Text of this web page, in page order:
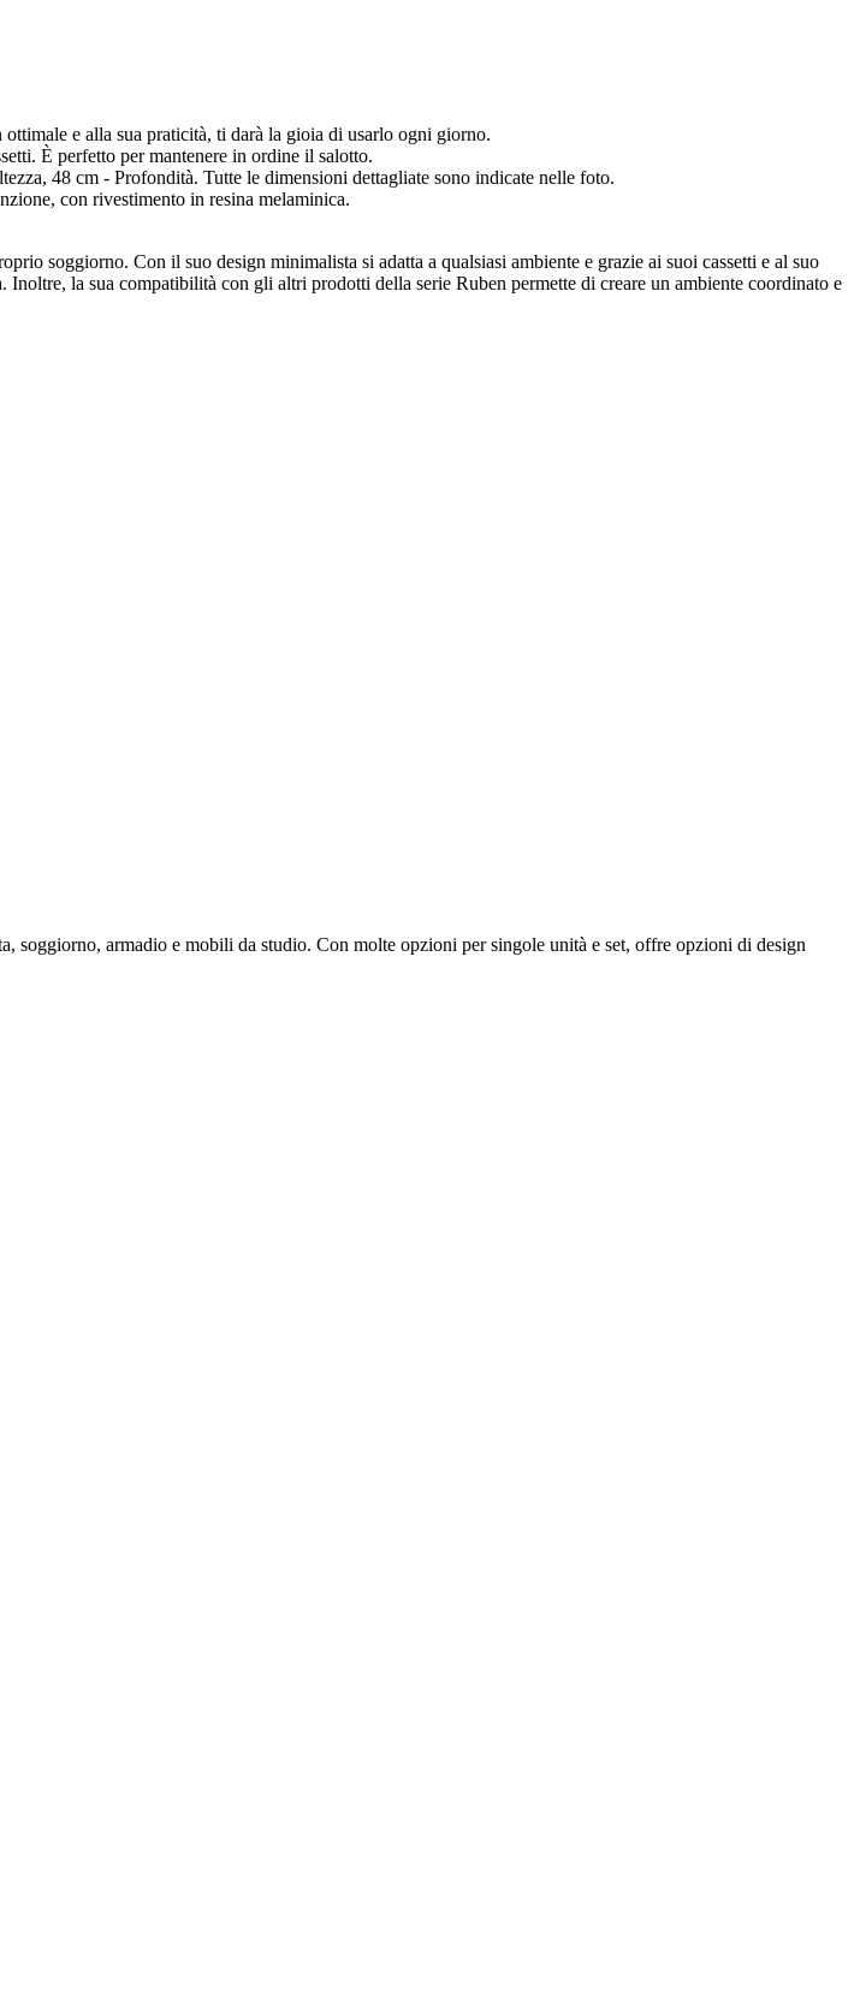
e alla sua praticità, ti darà la gioia di usarlo ogni giorno.
È perfetto per mantenere in ordine il salotto.
48 cm - Profondità. Tutte le dimensioni dettagliate sono indicate nelle foto.
con rivestimento in resina melaminica.
soggiorno. Con il suo design minimalista si adatta a qualsiasi ambiente e grazie ai suoi cassetti e al suo
la sua compatibilità con gli altri prodotti della serie Ruben permette di creare un ambiente coordinato e
soggiorno, armadio e mobili da studio. Con molte opzioni per singole unità e set, offre opzioni di design